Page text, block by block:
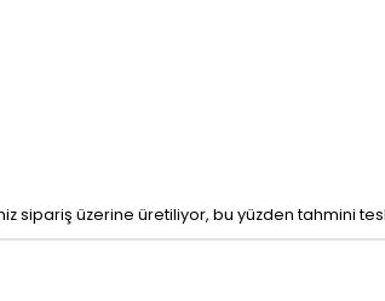
sipariş üzerine üretiliyor, bu yüzden tahmini